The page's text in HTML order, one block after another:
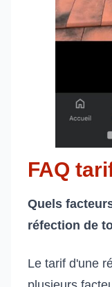
FAQ
Quels
réfection de
Le tarif d'une